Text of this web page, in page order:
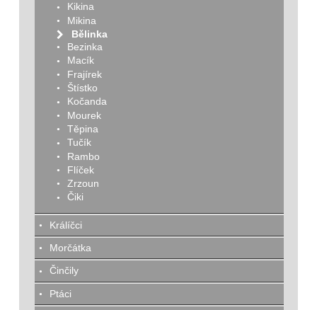
Kikina
Mikina
Bělinka
Bezinka
Macík
Frajírek
Štístko
Kočanda
Mourek
Těpina
Tučík
Rambo
Flíček
Zrzoun
Čiki
Králíčci
Morčátka
Činčily
Ptáci